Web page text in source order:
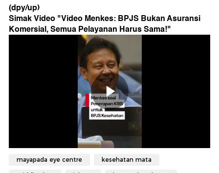
(dpy/up)
Simak Video "Video Menkes: BPJS Bukan Asuransi
Komersial, Semua Pelayanan Harus Sama!"
mayapada eye centre kesehatan mata